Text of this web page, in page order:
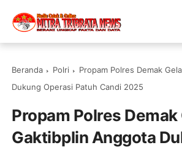
Beranda Polri
Propam Polres Demak
Dukung Operasi Patuh Candi 2025
Propam Polres Demak
Gaktibplin Anggota